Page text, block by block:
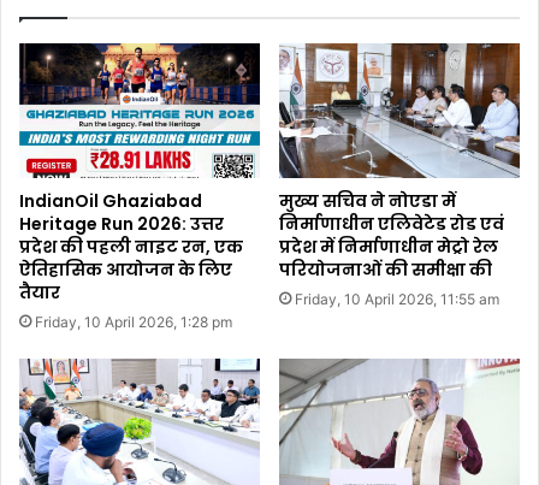
IndianOil Ghaziabad
Heritage Run 2026: उत्तर
प्रदेश की पहली नाइट रन, एक
ऐतिहासिक आयोजन के लिए
तैयार
Friday, 10 April 2026, 1:28 pm
मुख्य सचिव ने नोएडा में
निर्माणाधीन एलिवेटेड रोड एवं
प्रदेश में निर्माणाधीन मेट्रो रेल
परियोजनाओं की समीक्षा की
Friday, 10 April 2026, 11:55 am